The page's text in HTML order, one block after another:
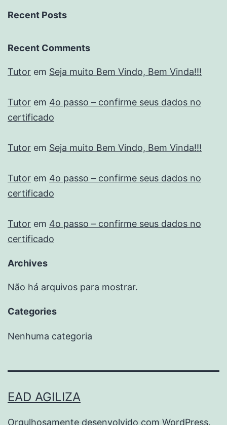
Recent Posts
Recent Comments
Tutor em Seja muito Bem Vindo, Bem Vinda!!!
Tutor em 4o passo – confirme seus dados no
certificado
Tutor em Seja muito Bem Vindo, Bem Vinda!!!
Tutor em 4o passo – confirme seus dados no
certificado
Tutor em 4o passo – confirme seus dados no
certificado
Archives
Não há arquivos para mostrar.
Categories
Nenhuma categoria
EAD AGILIZA
Orgulhosamente desenvolvido com WordPress.